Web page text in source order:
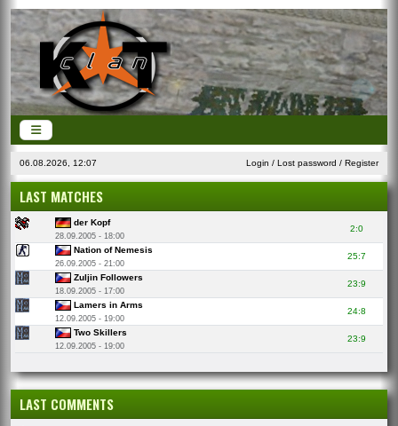
06.08.2026, 12:07 Login / Lost password / Register
LAST MATCHES
der Kopf
28.09.2005 - 18:00
2:0
Nation of Nemesis
26.09.2005 - 21:00
25:7
Zuljin Followers
18.09.2005 - 17:00
23:9
Lamers in Arms
12.09.2005 - 19:00
24:8
Two Skillers
12.09.2005 - 19:00
23:9
LAST COMMENTS